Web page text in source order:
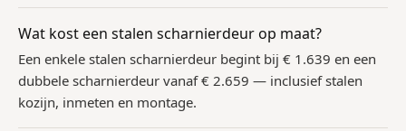
Wat kost een stalen scharnierdeur op maat?
Een enkele stalen scharnierdeur begint bij € 1.639 en een
dubbele scharnierdeur vanaf € 2.659 — inclusief stalen
kozijn, inmeten en montage.